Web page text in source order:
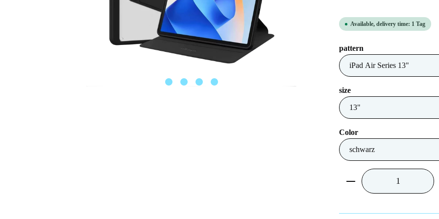
Available, delivery time: 1 Tag
Select
pattern
Select
size
Select
Color
Product Quantity: